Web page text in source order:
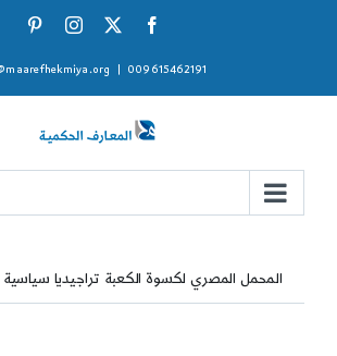
Facebook
X
Instagram
009615462191
المحمل المصري لكسوة الكعبة تراجيديا سياسية